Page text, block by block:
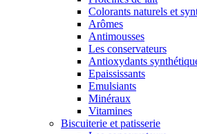
Colorants naturels et
Arômes
Antimousses
Les conservateurs
Antioxydants
Epaississants
Emulsiants
Minéraux
Vitamines
Biscuiterie et patisserie